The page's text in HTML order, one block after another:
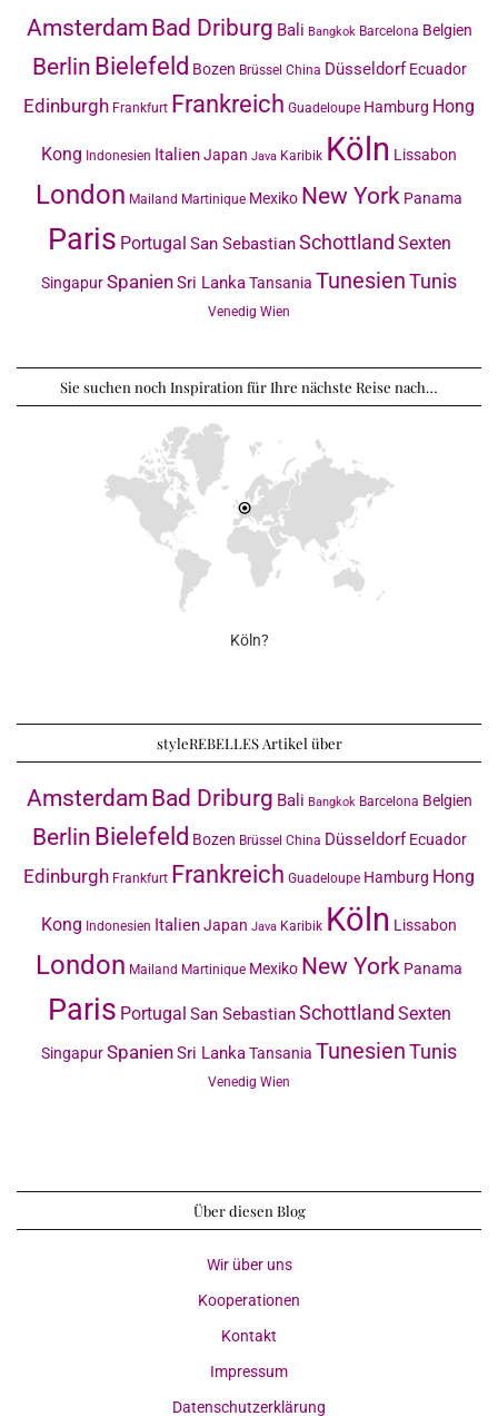
Amsterdam Bad Driburg Bali Bangkok Barcelona Belgien
Berlin Bielefeld Bozen Brüssel China Düsseldorf Ecuador
Edinburgh Frankfurt Frankreich Guadeloupe Hamburg Hong
Kong Indonesien ItalienJapan Java Karibik Köln Lissabon
London Mailand Martinique Mexiko New York Panama
Paris Portugal San SebastianSchottland Sexten
SingapurSpanienSri LankaTansania TunesienTunis
Venedig Wien
Sie suchen noch Inspiration für Ihre nächste Reise nach…
Köln?
styleREBELLES Artikel über
Amsterdam Bad Driburg Bali Bangkok Barcelona Belgien
Berlin Bielefeld Bozen Brüssel China Düsseldorf Ecuador
Edinburgh Frankfurt Frankreich Guadeloupe Hamburg Hong
Kong Indonesien ItalienJapan Java Karibik Köln Lissabon
London Mailand Martinique Mexiko New York Panama
Paris Portugal San SebastianSchottland Sexten
SingapurSpanienSri LankaTansania TunesienTunis
Venedig Wien
Über diesen Blog
Wir über uns
Kooperationen
Kontakt
Impressum
Datenschutzerklärung